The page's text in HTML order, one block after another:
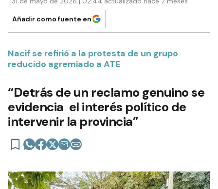
Añadir como fuente en
Nacif se refirió a la protesta de un grupo
reducido agremiado a ATE
“Detrás de un reclamo genuino se
evidencia el interés político de
intervenir la provincia”